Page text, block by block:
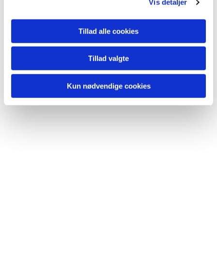
Vis detaljer
Tillad alle cookies
Tillad valgte
Kun nødvendige cookies
Du vil måske også kunne
lide...